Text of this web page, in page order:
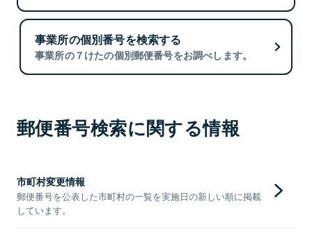
事業所の個別番号を検索する
事業所の７けたの個別郵便番号をお調べします。
郵便番号検索に関する情報
市町村変更情報
郵便番号を公表した市町村の一覧を実施日の新しい順に掲載
しています。